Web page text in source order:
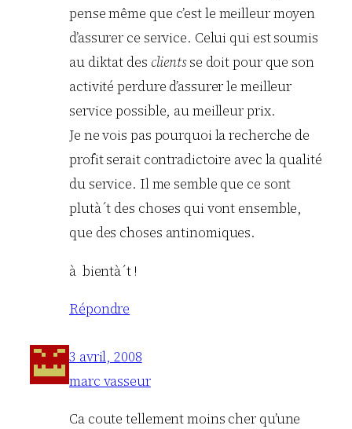
pense même que c’est le meilleur moyen
d’assurer ce service. Celui qui est soumis
au diktat des clientsse doit pour que son
activité perdure d’assurer le meilleur
service possible, au meilleur prix.
Je ne vois pas pourquoi la recherche de
profit serait contradictoire avec la qualité
du service. Il me semble que ce sont
plutà´t des choses qui vont ensemble,
que des choses antinomiques.
à bientà´t !
Répondre
3 avril, 2008
marc vasseur
Ca coute tellement moins cher qu’une